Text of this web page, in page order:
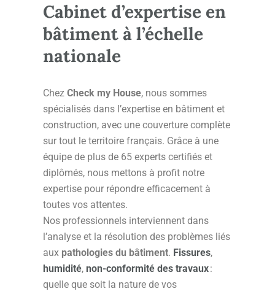
Cabinet d’expertise en
bâtiment à l’échelle
nationale
Chez Check my House, nous sommes
spécialisés dans l’expertise en bâtiment et
construction, avec une couverture complète
sur tout le territoire français. Grâce à une
équipe de plus de 65 experts certifiés et
diplômés, nous mettons à profit notre
expertise pour répondre efficacement à
toutes vos attentes.
Nos professionnels interviennent dans
l’analyse et la résolution des problèmes liés
aux pathologies du bâtiment. Fissures,
humidité, non-conformité des travaux:
quelle que soit la nature de vos